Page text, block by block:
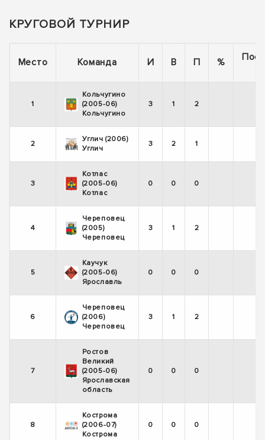
КРУГОВОЙ ТУРНИР
Место Команда И В П %
1
Кольчугино
(2005-06)
Кольчугино
3 1 2
2
Углич (2006)
Углич
3 2 1
3
Котлас
(2005-06)
Котлас
0 0 0
4
Череповец
(2005)
Череповец
3 1 2
5
Каучук
(2005-06)
Ярославль
0 0 0
6
Череповец
(2006)
Череповец
3 1 2
7
Ростов
Великий
(2005-06)
Ярославская
область
0 0 0
8
Кострома
(2006-07)
Кострома
0 0 0